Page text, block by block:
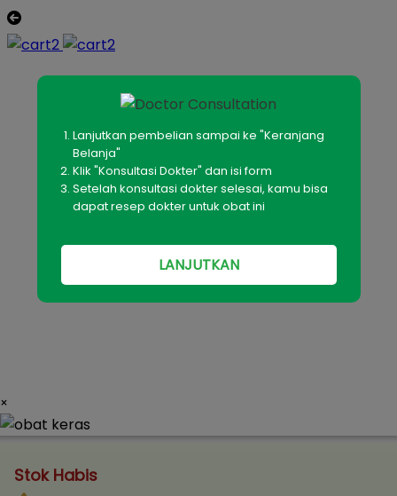
Lanjutkan pembelian sampai ke "Keranjang
Belanja"
Klik "Konsultasi Dokter" dan isi form
Setelah konsultasi dokter selesai, kamu bisa
dapat resep dokter untuk obat ini
LANJUTKAN
×
Stok Habis